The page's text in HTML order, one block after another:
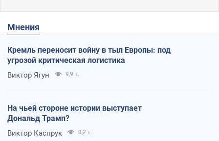
Мнения
Кремль переносит войну в тыл Европы: под
угрозой критическая логистика
Виктор Ягун 9,9 т.
На чьей стороне истории выступает
Дональд Трамп?
Виктор Каспрук 8,2 т.